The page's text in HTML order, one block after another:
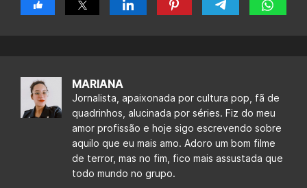
MARIANA
Jornalista, apaixonada por cultura pop, fã de
quadrinhos, alucinada por séries. Fiz do meu
amor profissão e hoje sigo escrevendo sobre
aquilo que eu mais amo. Adoro um bom filme
de terror, mas no fim, fico mais assustada que
todo mundo no grupo.